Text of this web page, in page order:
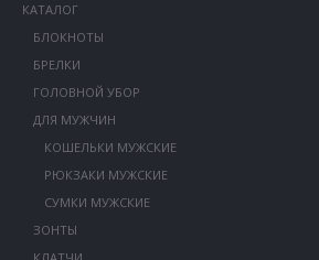
КАТАЛОГ
БЛОКНОТЫ
БРЕЛКИ
ГОЛОВНОЙ УБОР
ДЛЯ МУЖЧИН
КОШЕЛЬКИ МУЖСКИЕ
РЮКЗАКИ МУЖСКИЕ
СУМКИ МУЖСКИЕ
ЗОНТЫ